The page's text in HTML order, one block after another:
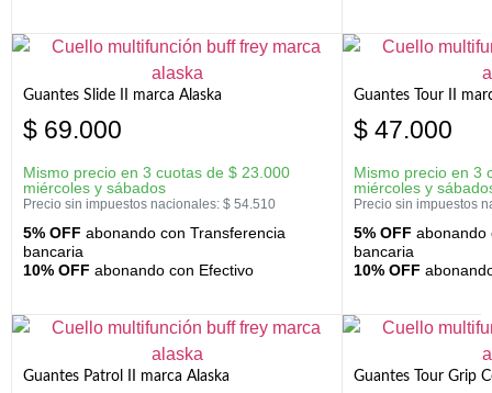
Guantes Slide II marca Alaska
$ 69.000
Mismo precio en 3 cuotas de $ 23.000
miércoles y sábados
Precio sin impuestos nacionales: $ 54.510
5% OFF abonando con Transferencia
bancaria
10% OFF abonando con Efectivo
Guantes Tour II
$ 47.000
Mismo precio en 3
miércoles y
Precio sin impuestos
5% OFF abonando
bancaria
10% OFF
Guantes Patrol II marca Alaska Guantes Tour Grip